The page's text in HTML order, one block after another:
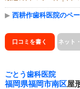
▶ 西耕作歯科医院のペ
口コミを書く ネット
ごとう歯科医院
福岡県福岡市南区屋